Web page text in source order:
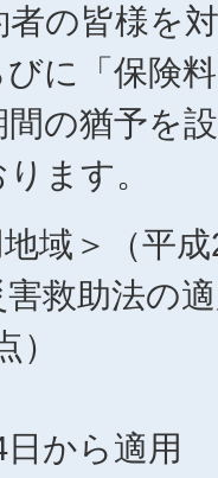
の皆様を
に「保険
の猶予を
ます。
域＞（平
救助法の
日から適用